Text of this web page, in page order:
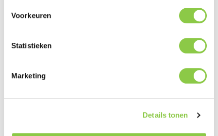
Voorkeuren
Statistieken
Marketing
Details tonen
Samsung Galaxy S25+, ontworpen om je toestel
ultieme bescherming te bieden. De De…
Meer